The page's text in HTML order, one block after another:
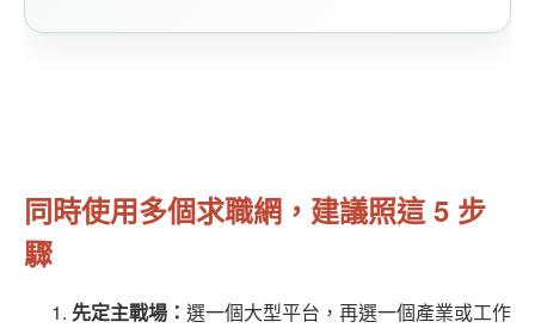
同時使用多個求職網，建議照這 5 步
驟
先定主戰場： 選一個大型平台，再選一個產業或工作